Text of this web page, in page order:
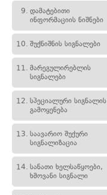
9. დამატებითი
ინფორმაციის ნიშნები
10. შუქნიშნის სიგნალები
11. მარეგულირებლის
სიგნალები
12. სპეციალური სიგნალის
გამოყენება
13. საავარიო შუქური
სიგნალიზაცია
14. სანათი ხელსაწყოები,
ხმოვანი სიგნალი